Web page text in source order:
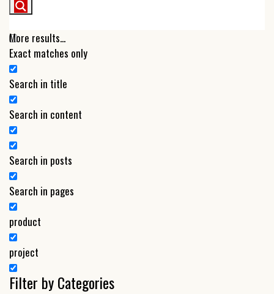
More results...
Exact matches only
Search in title
Search in content
Search in posts
Search in pages
product
project
Filter by Categories